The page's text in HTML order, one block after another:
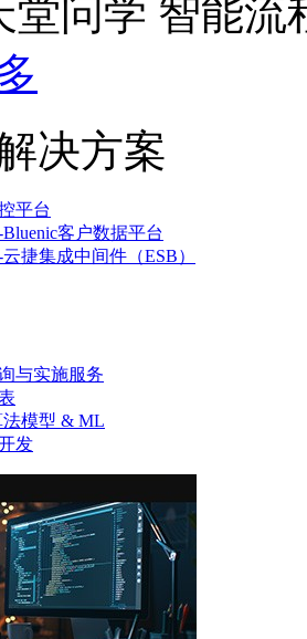
堂问学 智能流
决方案
平台
客户数据平台
捷集成中间件（ESB）
与实施服务
模型 & ML
发